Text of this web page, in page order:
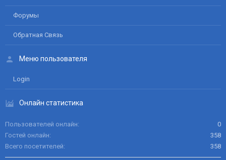
Форумы
Обратная Связь
Меню пользователя
Login
Онлайн статистика
Пользователей онлайн
0
Гостей онлайн
358
Всего посетителей
358